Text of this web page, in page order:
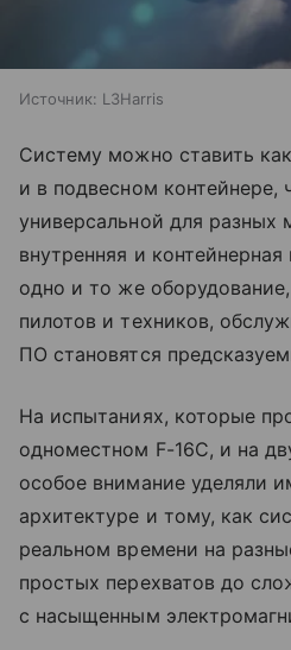
Источник: L3Harris
Систему можно ставить
и в подвесном контейнере,
универсальной для разных
внутренняя и
одно и то же
пилотов и техников,
ПО становятся
На испытаниях, которые
одноместном F-16C, и на
особое внимание уделяли
архитектуре и тому, как
реальном времени на
простых перехватов до
с насыщенным